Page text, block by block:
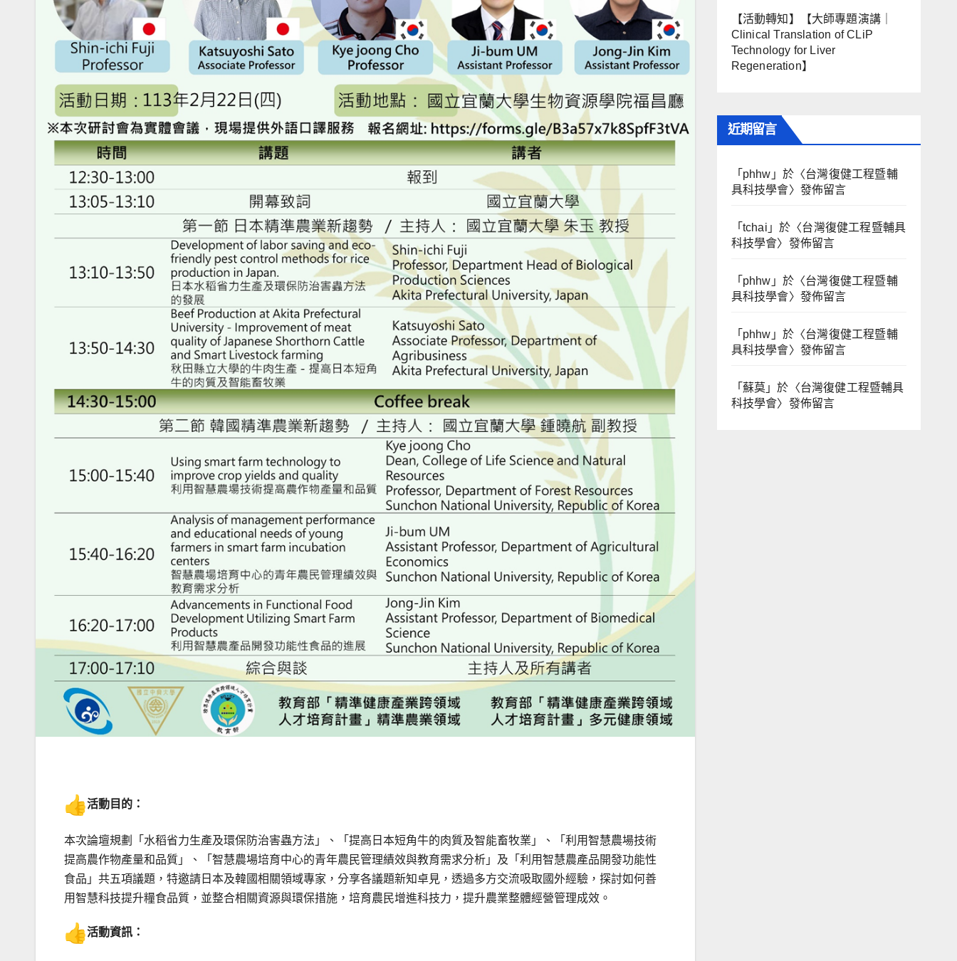
活動目的：
本次論壇規劃「水稻省力生產及環保防治害蟲方法」、「提高日本短角牛的肉質及智能畜牧業」、「利用智慧農場技術
提高農作物產量和品質」、「智慧農場培育中心的青年農民管理績效與教育需求分析」及「利用智慧農產品開發功能性
食品」共五項議題，特邀請日本及韓國相關領域專家，分享各議題新知卓見，透過多方交流吸取國外經驗，探討如何善
用智慧科技提升糧食品質，並整合相關資源與環保措施，培育農民增進科技力，提升農業整體經營管理成效。
活動資訊：
【活動轉知】【大師專題演講｜
Clinical Translation of CLiP
Technology for Liver
Regeneration】
近期留言
「 phhw 」於〈台灣復健工程暨輔
具科技學會〉發佈留言
「 tchai 」於〈台灣復健工程暨輔具
科技學會〉發佈留言
「 phhw 」於〈台灣復健工程暨輔
具科技學會〉發佈留言
「 phhw 」於〈台灣復健工程暨輔
具科技學會〉發佈留言
「 蘇莫 」於〈台灣復健工程暨輔具
科技學會〉發佈留言